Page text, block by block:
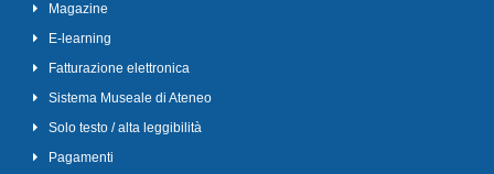
Magazine
E-learning
Fatturazione elettronica
Sistema Museale di Ateneo
Solo testo / alta leggibilità
Pagamenti